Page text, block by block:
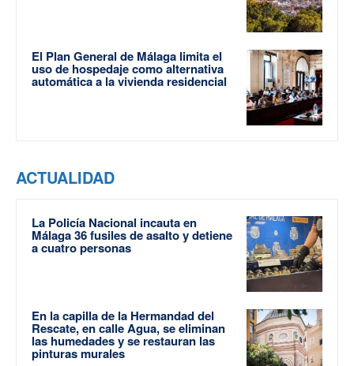
El Plan General de Málaga limita el
uso de hospedaje como alternativa
automática a la vivienda residencial
ACTUALIDAD
La Policía Nacional incauta en
Málaga 36 fusiles de asalto y detiene
a cuatro personas
En la capilla de la Hermandad del
Rescate, en calle Agua, se eliminan
las humedades y se restauran las
pinturas murales